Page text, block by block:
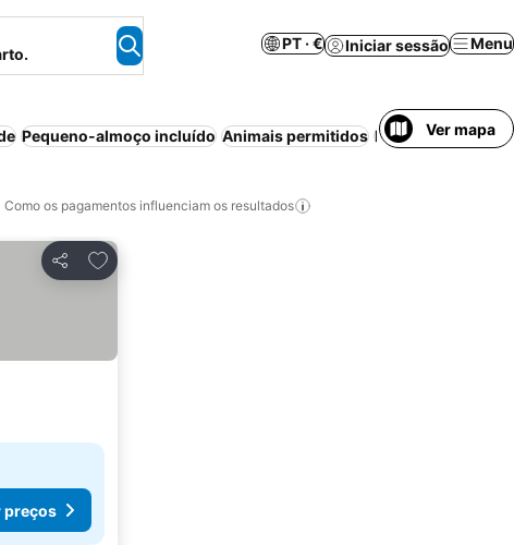
PT · € Iniciar sessão Menu
Pequeno-almoço incluído Animais permitidos Restaurante
Ver mapa
Como os pagamentos influenciam os resultados
Partilhar
Adicionar aos favoritos
preços